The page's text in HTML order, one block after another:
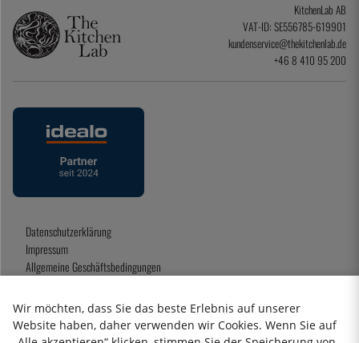
KitchenLab AB
VAT-ID: SE556785-619901
kundenservice@thekitchenlab.de
+46 8 410 95 200
Datenschutzerklärung
Impressum
Allgemeine Geschäftsbedingungen
Wir möchten, dass Sie das beste Erlebnis auf unserer
Website haben, daher verwenden wir Cookies. Wenn Sie auf